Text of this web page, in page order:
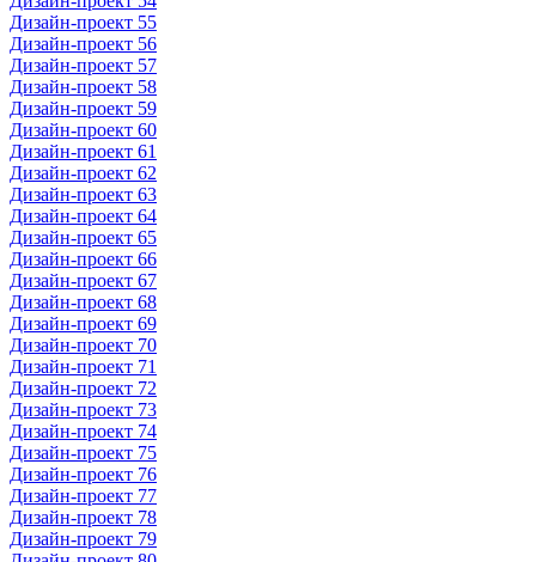
Дизайн-проект 55
Дизайн-проект 56
Дизайн-проект 57
Дизайн-проект 58
Дизайн-проект 59
Дизайн-проект 60
Дизайн-проект 61
Дизайн-проект 62
Дизайн-проект 63
Дизайн-проект 64
Дизайн-проект 65
Дизайн-проект 66
Дизайн-проект 67
Дизайн-проект 68
Дизайн-проект 69
Дизайн-проект 70
Дизайн-проект 71
Дизайн-проект 72
Дизайн-проект 73
Дизайн-проект 74
Дизайн-проект 75
Дизайн-проект 76
Дизайн-проект 77
Дизайн-проект 78
Дизайн-проект 79